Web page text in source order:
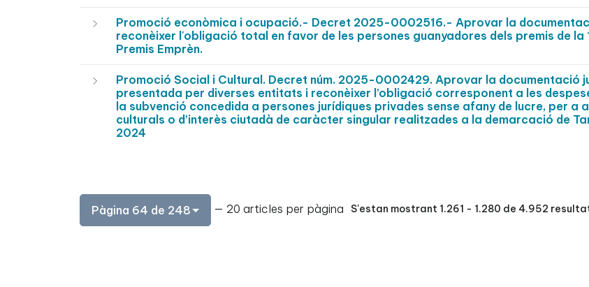
Promoció econòmica i ocupació.- Decret 2025-0002516.- Aprovar la
reconèixer l'obligació total en favor de les persones guanyadores dels premis de la
Premis Emprèn.
Promoció Social i Cultural. Decret núm. 2025-0002429. Aprovar la documentació
presentada per diverses entitats i reconèixer l’obligació corresponent a les
la subvenció concedida a persones jurídiques privades sense afany de lucre, per a
culturals o d’interès ciutadà de caràcter singular realitzades a la demarcació de
2024
Pàgina 64 de 248 — 20 articles per pàgina S'estan mostrant 1.261 - 1.280 de 4.952